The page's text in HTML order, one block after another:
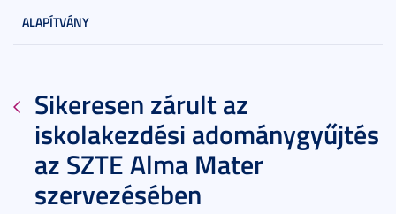
ALAPÍTVÁNY
Sikeresen zárult az
iskolakezdési adománygyűjtés
az SZTE Alma Mater
szervezésében